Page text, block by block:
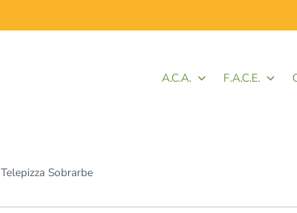
A.C.A. F.A.C.E.
Telepizza Sobrarbe